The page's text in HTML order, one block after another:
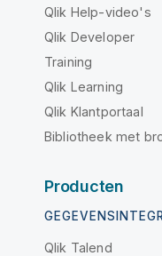
Qlik Help-video's
Qlik Developer
Training
Qlik Learning
Qlik Klantportaal
Bibliotheek met
Producten
Qlik Talend